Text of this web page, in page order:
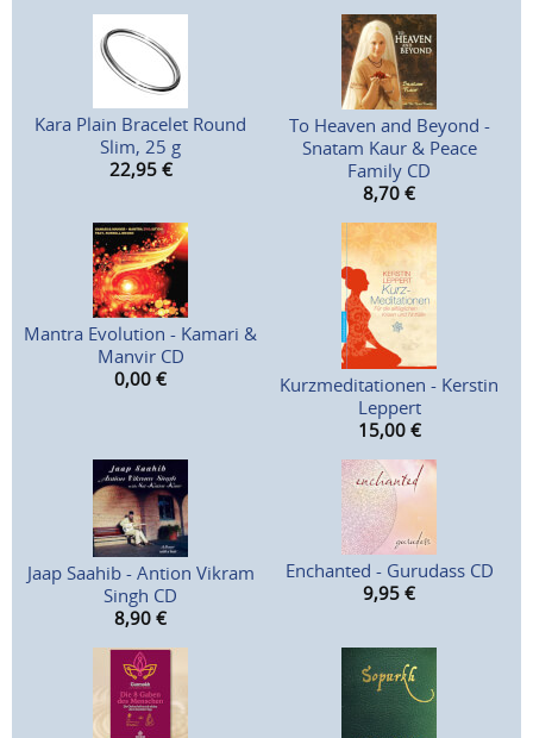
Kara Plain Bracelet Round
Slim, 25 g
22,95 €
To Heaven and Beyond -
Snatam Kaur & Peace
Family CD
8,70 €
Mantra Evolution - Kamari &
Manvir CD
0,00 €
Kurzmeditationen - Kerstin
Leppert
15,00 €
Jaap Saahib - Antion Vikram
Singh CD
8,90 €
Enchanted - Gurudass CD
9,95 €